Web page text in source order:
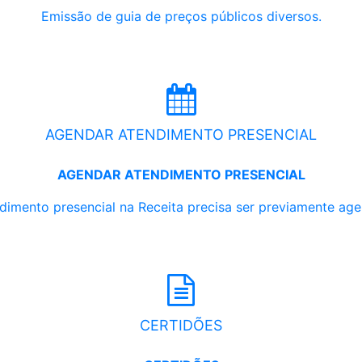
Emissão de guia de preços públicos diversos.
AGENDAR ATENDIMENTO PRESENCIAL
AGENDAR ATENDIMENTO PRESENCIAL
presencial na Receita precisa ser previamente
CERTIDÕES